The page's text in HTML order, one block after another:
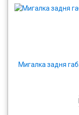
Мигалка задня